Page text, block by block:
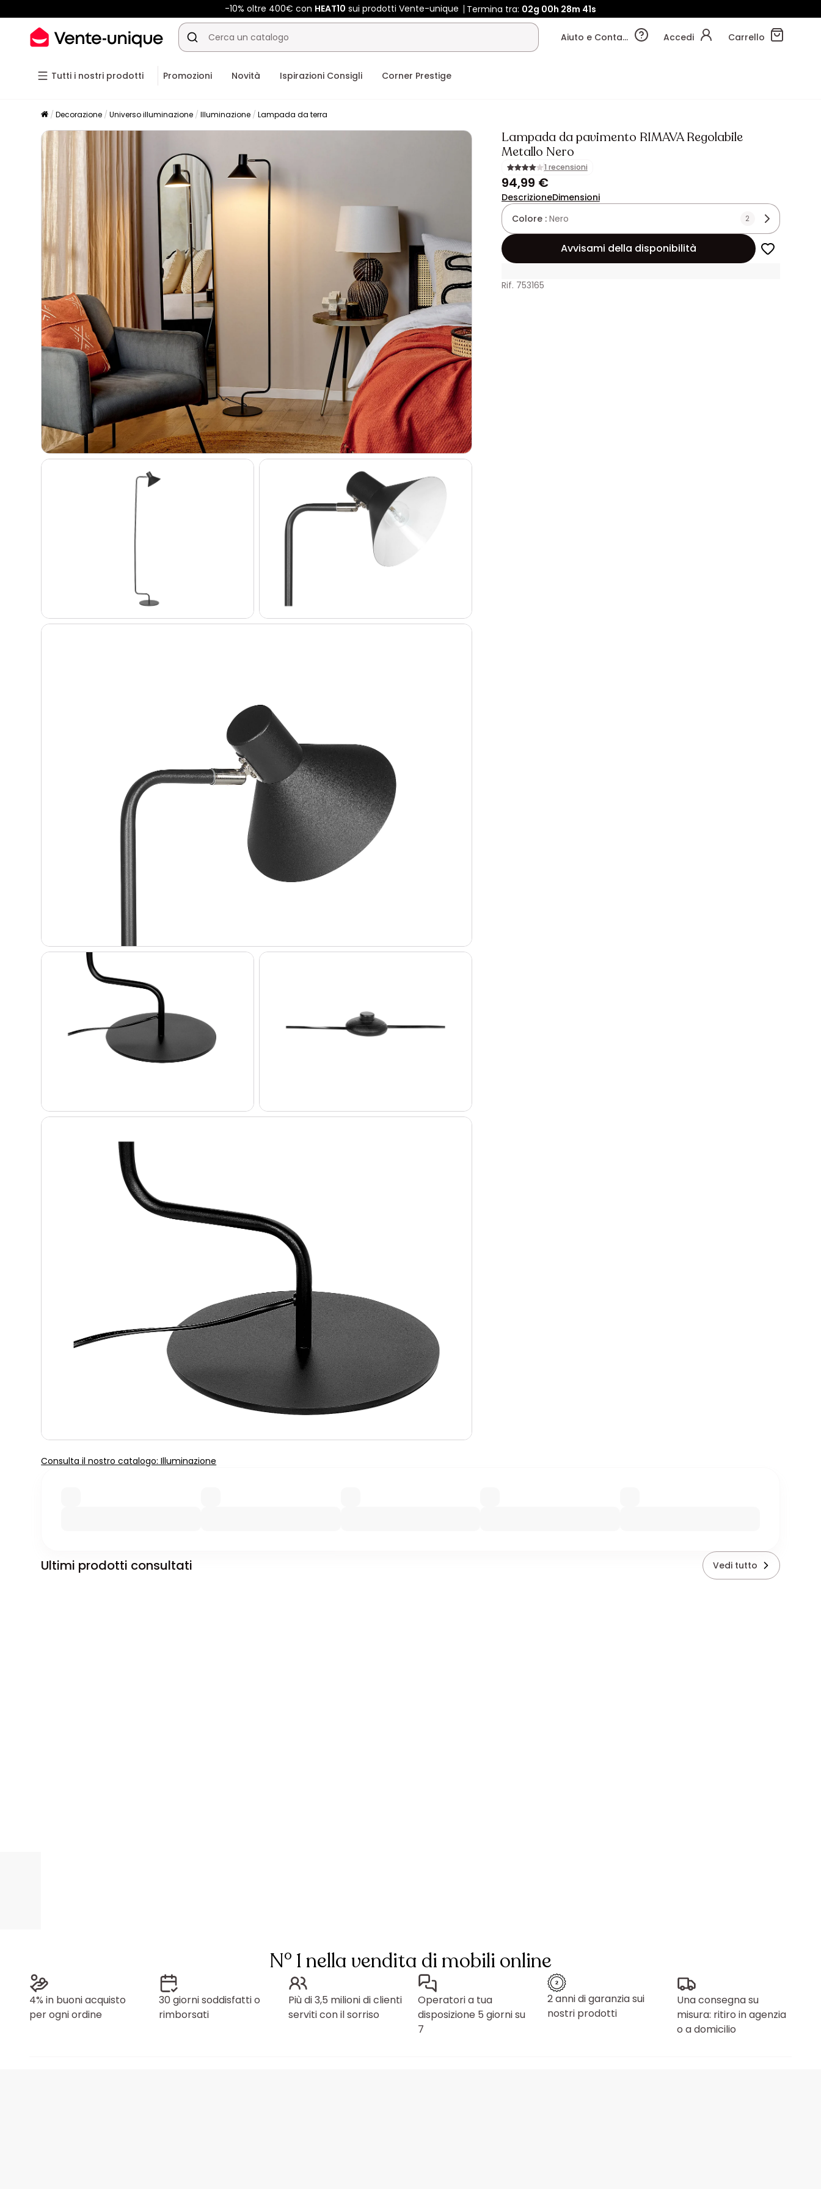
-10% oltre 400€ con HEAT10sui prodotti Vente-unique Termina tra: 02g 00h 28m 38s
Aiuto e Contatti Accedi Carrello
Tutti i nostri prodotti Promozioni Novità Ispirazioni Consigli Corner Prestige
Decorazione Universo illuminazione Illuminazione Lampada da terra
Lampada da pavimento RIMAVA Regolabile
Metallo Nero
1 recensioni
94,99 €
DescrizioneDimensioni
Colore : Nero 2
Avvisami della disponibilità
Rif. 753165
Consulta il nostro catalogo: Illuminazione
Ultimi prodotti consultati Vedi tutto
N° 1 nella vendita di mobili online
4% in buoni acquisto
per ogni ordine
30 giorni soddisfatti o
rimborsati
Più di 3,5 milioni di clienti
serviti con il sorriso
Operatori a tua
disposizione 5 giorni su
7
2 anni di garanzia sui
nostri prodotti
Una consegna su
misura: ritiro in agenzia
o a domicilio